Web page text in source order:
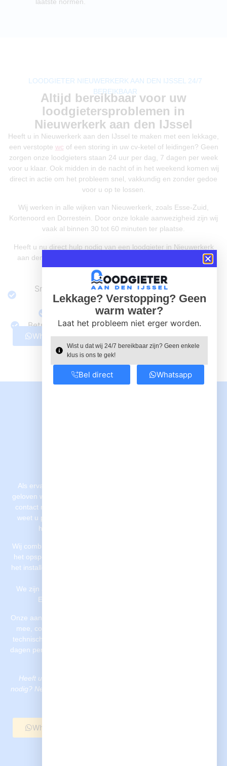
LOODGIETER NIEUWERKERK AAN DEN IJSSEL 24/7
BEREIKBAAR
Altijd bereikbaar voor uw
loodgietersproblemen in
Nieuwerkerk aan den IJssel
Heeft u in Nieuwerkerk aan den IJssel te maken met een lekkage,
een verstopte wc of een storing in uw cv-ketel of leidingen? Geen
zorgen onze loodgieters staan 24 uur per dag, 7 dagen per week
voor u klaar. Ook midden in de nacht of in het weekend komen wij
direct in actie om het probleem snel, vakkundig en zonder gedoe
voor u op te lossen.
Wij werken in alle wijken van Nieuwerkerk, zoals Esse-Zuid,
Kortenoord en Dorrestein. Door onze lokale aanwezigheid zijn wij
vaak al binnen 30 tot 60 minuten ter plaatse.
Heeft u nu direct hulp nodig van een loodgieter in Nieuwerkerk
aan den IJssel? Bel of WhatsApp ons, wij staan voor u klaar.
24/7 beschikbaar bij spoed
Snelle hulp op locatie in Nieuwerkerk aan den
IJssel
Heldere prijzen, geen verrassingen
Betrouwbare loodgieters met jarenlange ervaring
Whatsapp ons Bel nu
Als ervaren loodgietersbedrijf in Nieuwerkerk aan den IJssel
geloven wij in een duidelijke werkwijze. Vanaf het moment dat u
contact met ons opneemt tot aan de oplevering van het werk,
weet u precies waar u aan toe bent. Geen verrassingen, wel
heldere communicatie en betrouwbare service.
Wij combineren vakmanschap met structuur. Of het nu gaat om
het opsporen van een lekkage, het vervangen van leidingen of
het installeren van sanitair, onze loodgieters werken snel, netjes
We zijn actief in heel Nieuwerkerk aan den IJssel, waaronder
Esse-Zuid, Kortenoord, Dorrestein en Zuidplas.
Onze aanpak is gericht op kwaliteit en gemak. We denken met u
mee, communiceren helder, en leveren pas op als alles klopt
technisch en visueel. Bij spoed of gepland onderhoud: wij zijn 7
dagen per week bereikbaar voor particuliere en zakelijke klanten
Heeft u direct een loodgieter in Nieuwerkerk aan den IJssel
nodig? Neem contact met ons op via WhatsApp of bel ons direct
Whatsapp ons
Lekkage? Verstopping? Geen
warm water?
Laat het probleem niet erger worden.
Wist u dat wij 24/7 bereikbaar zijn? Geen enkele
klus is ons te gek!
Bel direct Whatsapp